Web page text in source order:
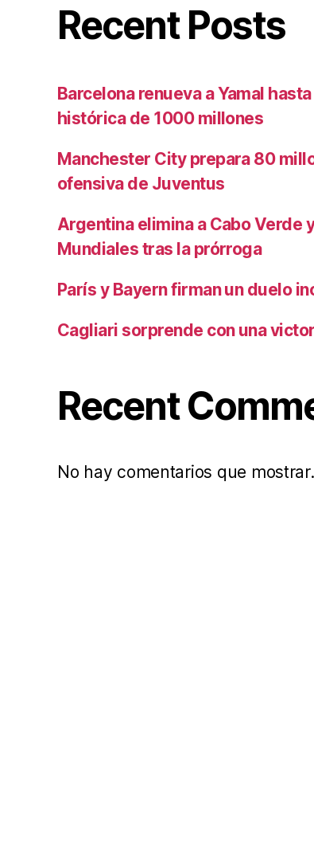
Recent Posts
Barcelona renueva a Yamal
histórica de 1000 millones
Manchester City prepara 80
ofensiva de Juventus
Argentina elimina a Cabo Verde
Mundiales tras la prórroga
París y Bayern firman un duelo
Cagliari sorprende con una
Recent
No hay comentarios que mostrar.